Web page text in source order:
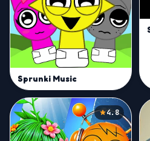
Sprunki Music
4.8